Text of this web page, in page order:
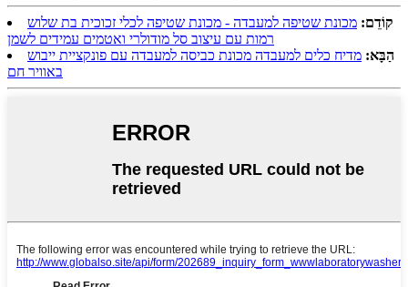
קוֹדֵם: מכונת שטיפה למעבדה - מכונת שטיפה לכלי זכוכית בת שלוש
רמות עם עיצוב סל מודולרי ואטמים עמידים לשמן
הַבָּא: מדיח כלים למעבדה מכונת כביסה למעבדה עם פונקציית ייבוש
באוויר חם